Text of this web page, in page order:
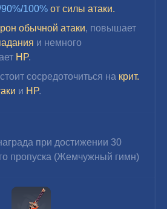
100% от силы атаки.
обычной атаки, повышает
и немного
HP.
сосредоточиться на крит.
и HP.
при достижении 30
пропуска (Жемчужный гимн)